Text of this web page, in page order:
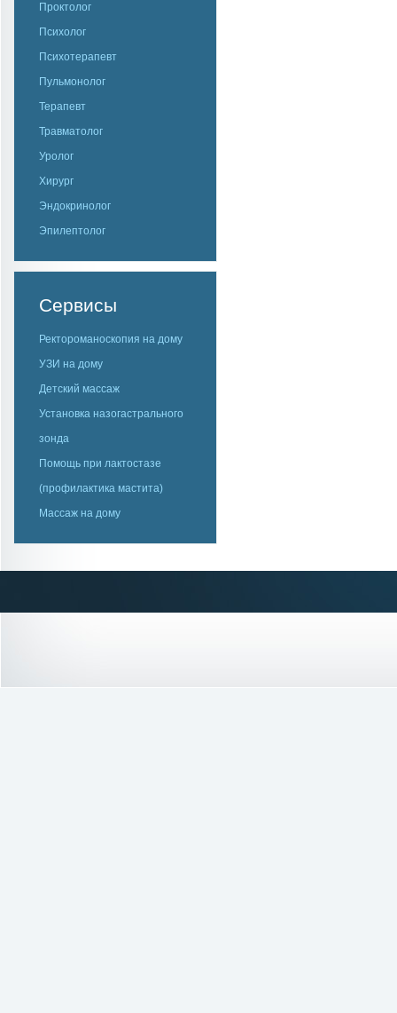
Проктолог
Психолог
Психотерапевт
Пульмонолог
Терапевт
Травматолог
Уролог
Хирург
Эндокринолог
Эпилептолог
Сервисы
Ректороманоскопия на дому
УЗИ на дому
Детский массаж
Установка назогастрального
зонда
Помощь при лактостазе
(профилактика мастита)
Массаж на дому